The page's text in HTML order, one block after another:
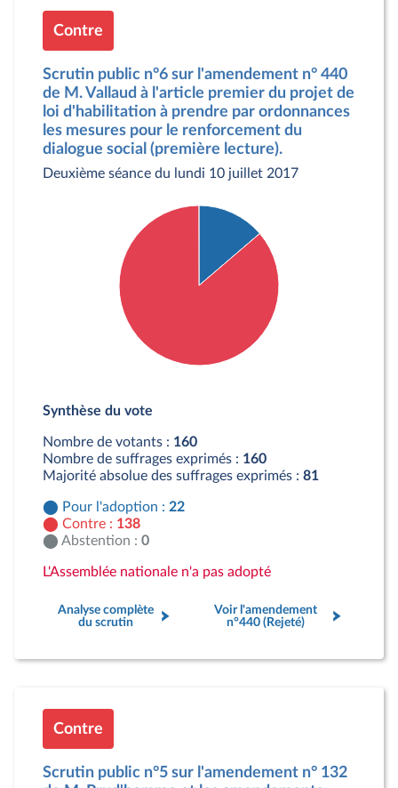
Contre
Scrutin public n°6 sur l'amendement n° 440
de M. Vallaud à l'article premier du projet de
loi d'habilitation à prendre par ordonnances
les mesures pour le renforcement du
dialogue social (première lecture).
Deuxième séance du lundi 10 juillet 2017
Contre : 138 députés
Synthèse du vote
Nombre de votants : 160
Nombre de suffrages exprimés : 160
Majorité absolue des suffrages exprimés : 81
Pour l'adoption : 22
Contre : 138
Abstention : 0
L'Assemblée nationale n'a pas adopté
Analyse complète
du scrutin
Voir l'amendement
n°440 (Rejeté)
Contre
Scrutin public n°5 sur l'amendement n° 132